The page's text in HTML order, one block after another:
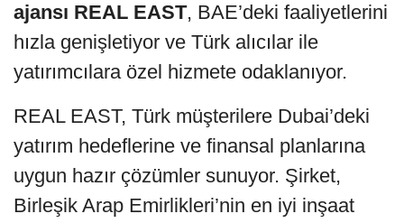
ajansı REAL EAST, BAE’deki faaliyetlerini
hızla genişletiyor ve Türk alıcılar ile
yatırımcılara özel hizmete odaklanıyor.
REAL EAST, Türk müşterilere Dubai’deki
yatırım hedeflerine ve finansal planlarına
uygun hazır çözümler sunuyor. Şirket,
Birleşik Arap Emirlikleri’nin en iyi inşaat